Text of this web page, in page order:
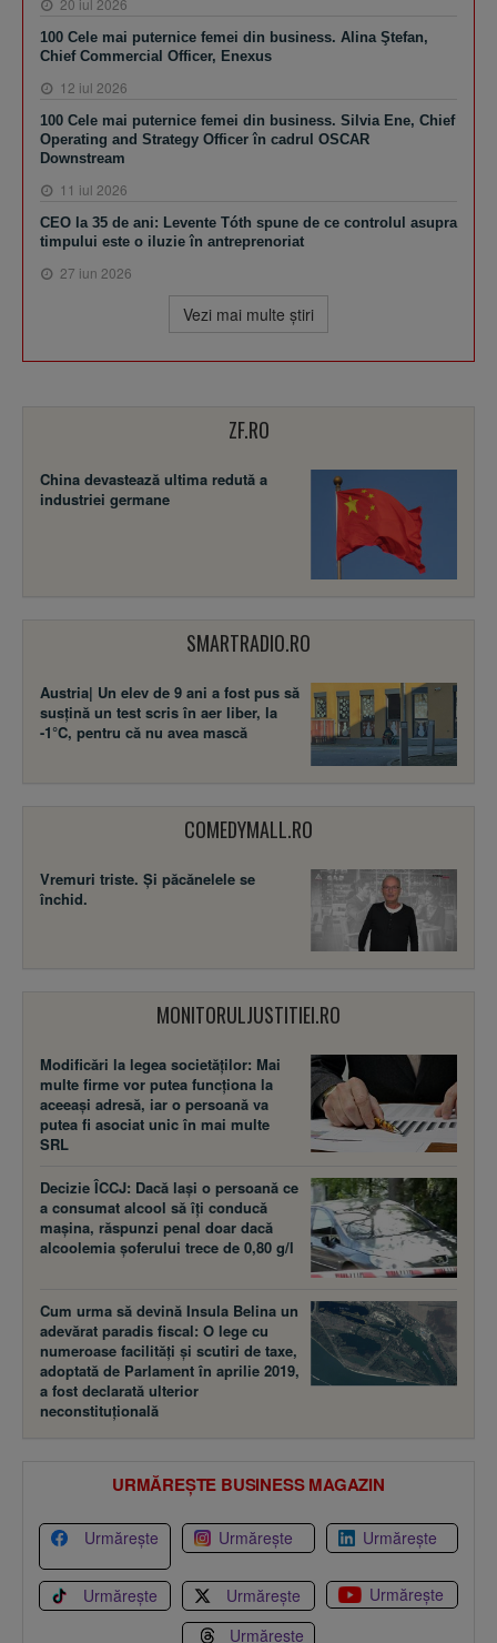
20 iul 2026
100 Cele mai puternice femei din business. Alina Ştefan,
Chief Commercial Officer, Enexus
12 iul 2026
100 Cele mai puternice femei din business. Silvia Ene, Chief
Operating and Strategy Officer în cadrul OSCAR
Downstream
11 iul 2026
CEO la 35 de ani: Levente Tóth spune de ce controlul asupra
timpului este o iluzie în antreprenoriat
27 iun 2026
Vezi mai multe ştiri
ZF.RO
China devastează ultima redută a
industriei germane
SMARTRADIO.RO
Austria| Un elev de 9 ani a fost pus să
susţină un test scris în aer liber, la
-1°C, pentru că nu avea mască
COMEDYMALL.RO
Vremuri triste. Şi păcănelele se
închid.
MONITORULJUSTITIEI.RO
Modificări la legea societăţilor: Mai
multe firme vor putea funcţiona la
aceeaşi adresă, iar o persoană va
putea fi asociat unic în mai multe
SRL
Decizie ÎCCJ: Dacă laşi o persoană ce
a consumat alcool să îţi conducă
maşina, răspunzi penal doar dacă
alcoolemia şoferului trece de 0,80 g/l
Cum urma să devină Insula Belina un
adevărat paradis fiscal: O lege cu
numeroase facilităţi şi scutiri de taxe,
adoptată de Parlament în aprilie 2019,
a fost declarată ulterior
neconstituţională
URMĂREȘTE BUSINESS MAGAZIN
Urmărește Urmărește Urmărește
Urmărește Urmărește
Urmărește
Urmărește